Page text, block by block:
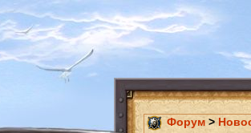
Форум >